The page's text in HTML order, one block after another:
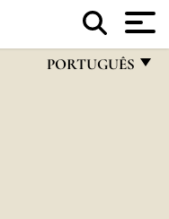
PORTUGUÊS